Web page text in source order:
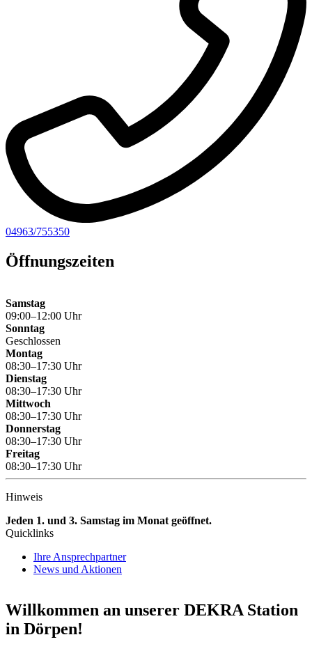
04963/755350
Öffnungszeiten
Samstag
09:00–12:00 Uhr
Sonntag
Geschlossen
Montag
08:30–17:30 Uhr
Dienstag
08:30–17:30 Uhr
Mittwoch
08:30–17:30 Uhr
Donnerstag
08:30–17:30 Uhr
Freitag
08:30–17:30 Uhr
Hinweis
Jeden 1. und 3. Samstag im Monat geöffnet.
Quicklinks
Ihre Ansprechpartner
News und Aktionen
Willkommen an unserer DEKRA Station
in Dörpen!